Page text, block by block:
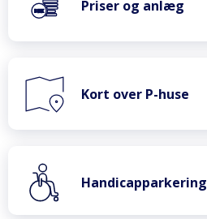
Priser og anlæg
Kort over P-huse
Handicapparkering